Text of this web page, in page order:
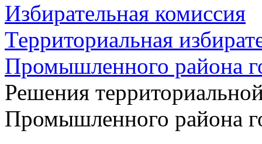
Избирательная комиссия
Территориальная
Промышленного района
Решения
Промышленного района